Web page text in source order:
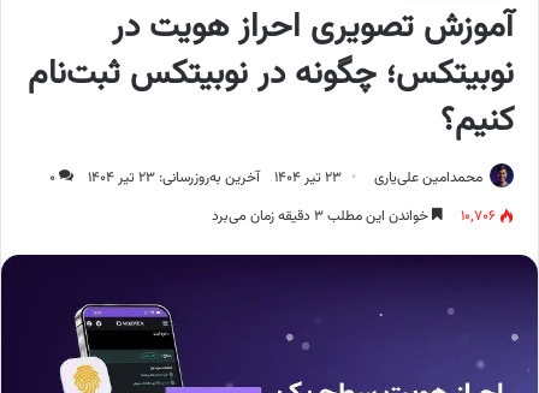
آموزش تصویری احراز هویت در
نوبیتکس؛ چگونه در نوبیتکس ثبت‌نام
کنیم؟
محمدامین علی‌یاری ۲۳ تیر ۱۴۰۴ آخرین به‌روزرسانی: ۲۳ تیر ۱۴۰۴
۰
۱۰,۷۰۶
خواندن این مطلب ۳ دقیقه زمان می‌برد